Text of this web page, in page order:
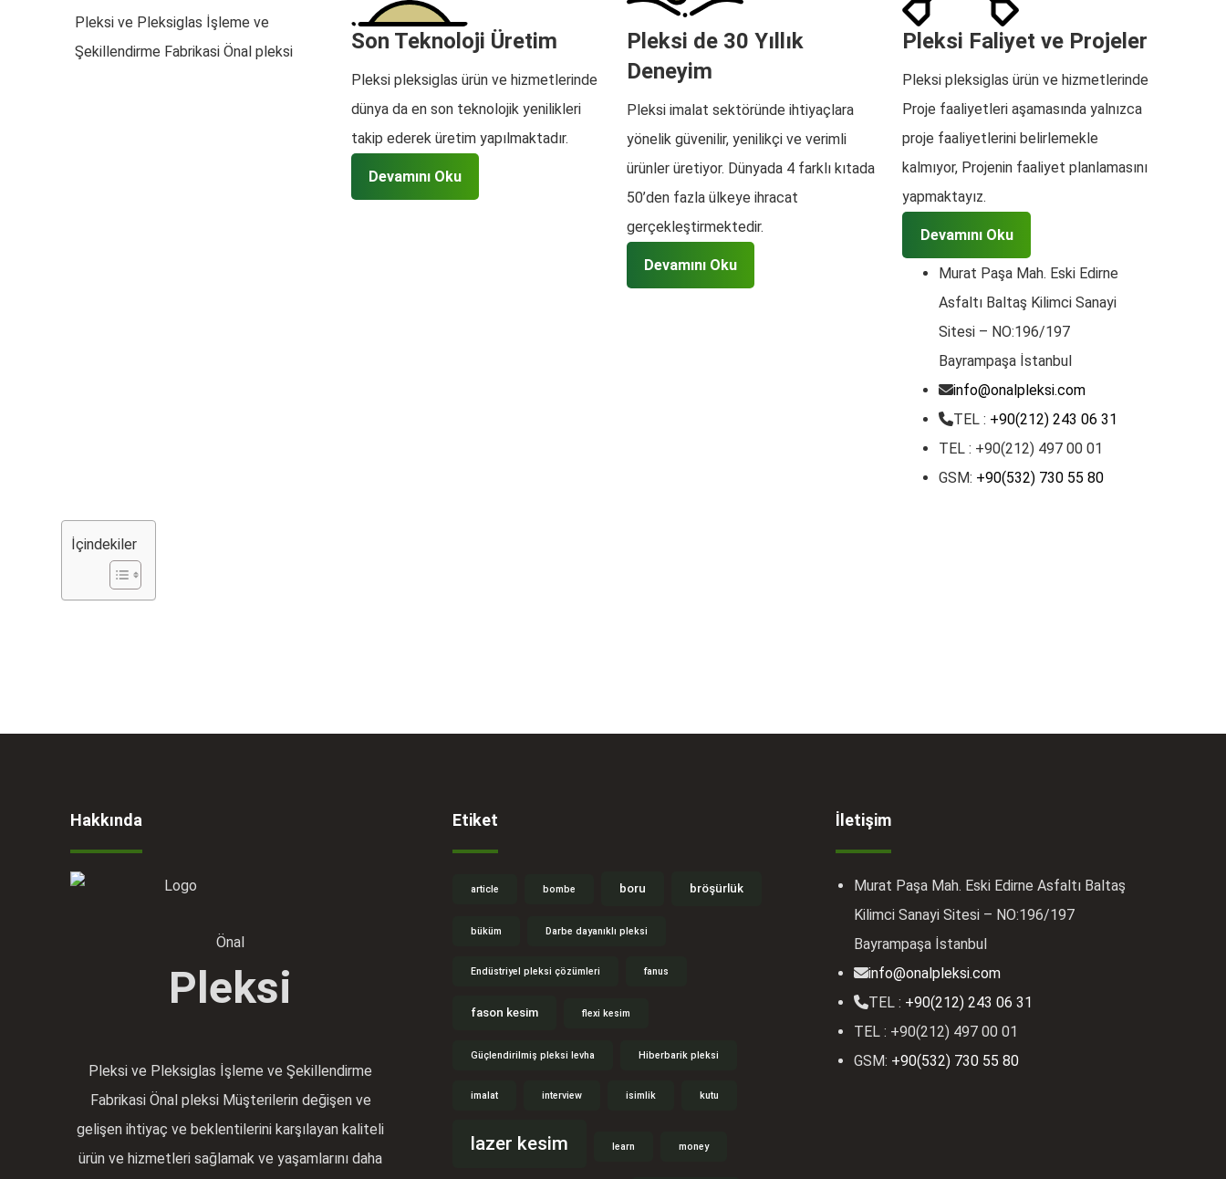
Pleksi ve Pleksiglas İşleme ve
Şekillendirme Fabrikasi Önal pleksi
Son Teknoloji Üretim
Pleksi pleksiglas ürün ve hizmetlerinde
dünya da en son teknolojik yenilikleri
takip ederek üretim yapılmaktadır.
Devamını Oku
Pleksi de 30 Yıllık
Deneyim
Pleksi imalat sektöründe ihtiyaçlara
yönelik güvenilir, yenilikçi ve verimli
ürünler üretiyor. Dünyada 4 farklı kıtada
50’den fazla ülkeye ihracat
gerçekleştirmektedir.
Devamını Oku
Pleksi Faliyet ve Projeler
Pleksi pleksiglas ürün ve hizmetlerinde
Proje faaliyetleri aşamasında yalnızca
proje faaliyetlerini belirlemekle
kalmıyor, Projenin faaliyet planlamasını
yapmaktayız.
Devamını Oku
Murat Paşa Mah. Eski Edirne
Asfaltı Baltaş Kilimci Sanayi
Sitesi – NO:196/197
Bayrampaşa İstanbul
info@onalpleksi.com
TEL : +90(212) 243 06 31
TEL : +90(212) 497 00 01
GSM: +90(532) 730 55 80
İçindekiler
Hakkında
Önal
Pleksi
Pleksi ve Pleksiglas İşleme ve Şekillendirme
Fabrikasi Önal pleksi Müşterilerin değişen ve
gelişen ihtiyaç ve beklentilerini karşılayan kaliteli
ürün ve hizmetleri sağlamak ve yaşamlarını daha
Etiket
article bombe boru bröşürlük
büküm Darbe dayanıklı pleksi
Endüstriyel pleksi çözümleri fanus
fason kesim flexi kesim
Güçlendirilmiş pleksi levha Hiberbarik pleksi
imalat interview isimlik kutu
lazer kesim learn money
İletişim
Murat Paşa Mah. Eski Edirne Asfaltı Baltaş
Kilimci Sanayi Sitesi – NO:196/197
Bayrampaşa İstanbul
info@onalpleksi.com
TEL : +90(212) 243 06 31
TEL : +90(212) 497 00 01
GSM: +90(532) 730 55 80